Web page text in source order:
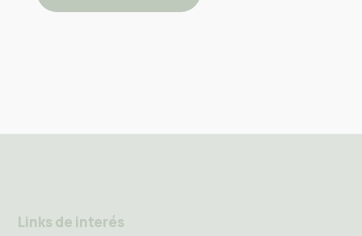
Links de interés